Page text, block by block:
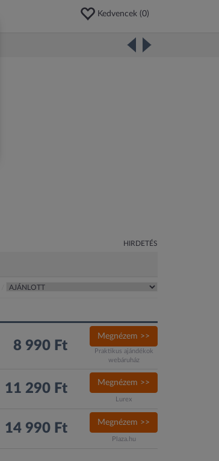
Kedvencek (0)
HIRDETÉS
8 990 Ft
Megnézem >>
Praktikus ajándékok
webáruház
11 290 Ft Megnézem >>
Lurex
14 990 Ft Megnézem >>
Plaza.hu